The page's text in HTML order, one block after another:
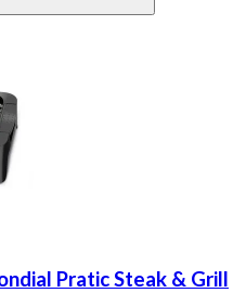
Pratic Steak & Grill